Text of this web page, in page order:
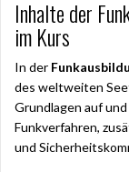
Inhalte der
im Kurs
In der
des weltweiten
Grundlagen auf
Funkverfahren,
und